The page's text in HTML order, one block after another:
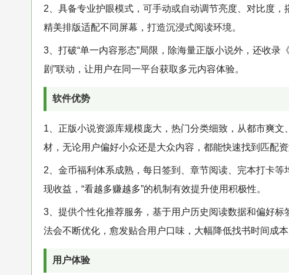
2、具备专业护眼模式，可手动或自动调节亮度、对比度
精美排版适配不同屏幕，打造沉浸式阅读环境。
3、打破“单一内容形态”局限，除海量正版小说外，还收录
剧”联动，让用户在同一平台获取多元内容体验。
软件优势
1、正版小说资源库规模庞大，热门分类细致，从都市爽
材，无论用户偏好小众还是大众内容，都能快速找到匹配资
2、金币福利体系成熟，每日签到、章节阅读、完本打卡
现收益，“看越多赚越多”的机制有效提升使用积极性。
3、提供个性化推荐服务，基于用户历史阅读数据和偏好
法会不断优化，愈发贴合用户口味，大幅降低找书时间成本
用户体验